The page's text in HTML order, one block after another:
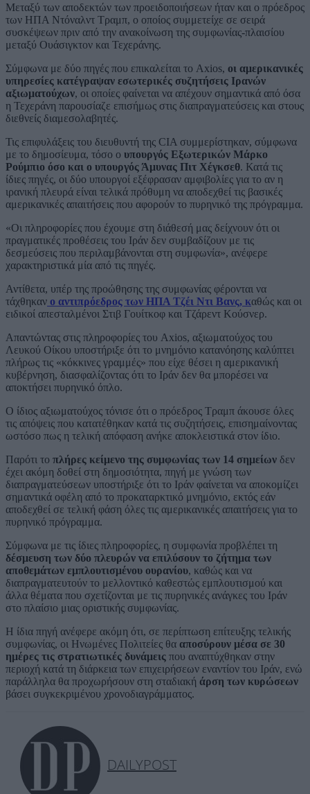
Μεταξύ των αποδεκτών των προειδοποιήσεων ήταν και ο πρόεδρος
των ΗΠΑ Ντόναλντ Τραμπ, ο οποίος συμμετείχε σε σειρά
συσκέψεων πριν από την ανακοίνωση της συμφωνίας-πλαισίου
μεταξύ Ουάσιγκτον και Τεχεράνης.
Σύμφωνα με δύο πηγές που επικαλείται το Axios, οι αμερικανικές
υπηρεσίες κατέγραψαν εσωτερικές συζητήσεις Ιρανών
αξιωματούχων, οι οποίες φαίνεται να απέχουν σημαντικά από όσα
η Τεχεράνη παρουσίαζε επισήμως στις διαπραγματεύσεις και στους
διεθνείς διαμεσολαβητές.
Τις επιφυλάξεις του διευθυντή της CIA συμμερίστηκαν, σύμφωνα
με το δημοσίευμα, τόσο ο υπουργός Εξωτερικών Μάρκο
Ρούμπιο όσο και ο υπουργός Άμυνας Πιτ Χέγκσεθ. Κατά τις
ίδιες πηγές, οι δύο υπουργοί εξέφρασαν αμφιβολίες για το αν η
ιρανική πλευρά είναι τελικά πρόθυμη να αποδεχθεί τις βασικές
αμερικανικές απαιτήσεις που αφορούν το πυρηνικό της πρόγραμμα.
«Οι πληροφορίες που έχουμε στη διάθεσή μας δείχνουν ότι οι
πραγματικές προθέσεις του Ιράν δεν συμβαδίζουν με τις
δεσμεύσεις που περιλαμβάνονται στη συμφωνία», ανέφερε
χαρακτηριστικά μία από τις πηγές.
Αντίθετα, υπέρ της προώθησης της συμφωνίας φέρονται να
τάχθηκαν ο αντιπρόεδρος των ΗΠΑ Τζέι Ντι Βανς, καθώς και οι
ειδικοί απεσταλμένοι Στιβ Γουίτκοφ και Τζάρεντ Κούσνερ.
Απαντώντας στις πληροφορίες του Axios, αξιωματούχος του
Λευκού Οίκου υποστήριξε ότι το μνημόνιο κατανόησης καλύπτει
πλήρως τις «κόκκινες γραμμές» που είχε θέσει η αμερικανική
κυβέρνηση, διασφαλίζοντας ότι το Ιράν δεν θα μπορέσει να
αποκτήσει πυρηνικό όπλο.
Ο ίδιος αξιωματούχος τόνισε ότι ο πρόεδρος Τραμπ άκουσε όλες
τις απόψεις που κατατέθηκαν κατά τις συζητήσεις, επισημαίνοντας
ωστόσο πως η τελική απόφαση ανήκε αποκλειστικά στον ίδιο.
Παρότι το πλήρες κείμενο της συμφωνίας των 14 σημείων δεν
έχει ακόμη δοθεί στη δημοσιότητα, πηγή με γνώση των
διαπραγματεύσεων υποστήριξε ότι το Ιράν φαίνεται να αποκομίζει
σημαντικά οφέλη από το προκαταρκτικό μνημόνιο, εκτός εάν
αποδεχθεί σε τελική φάση όλες τις αμερικανικές απαιτήσεις για το
πυρηνικό πρόγραμμα.
Σύμφωνα με τις ίδιες πληροφορίες, η συμφωνία προβλέπει τη
δέσμευση των δύο πλευρών να επιλύσουν το ζήτημα των
αποθεμάτων εμπλουτισμένου ουρανίου, καθώς και να
διαπραγματευτούν το μελλοντικό καθεστώς εμπλουτισμού και
άλλα θέματα που σχετίζονται με τις πυρηνικές ανάγκες του Ιράν
στο πλαίσιο μιας οριστικής συμφωνίας.
Η ίδια πηγή ανέφερε ακόμη ότι, σε περίπτωση επίτευξης τελικής
συμφωνίας, οι Ηνωμένες Πολιτείες θα αποσύρουν μέσα σε 30
ημέρες τις στρατιωτικές δυνάμεις που αναπτύχθηκαν στην
περιοχή κατά τη διάρκεια των επιχειρήσεων εναντίον του Ιράν, ενώ
παράλληλα θα προχωρήσουν στη σταδιακή άρση των κυρώσεων
βάσει συγκεκριμένου χρονοδιαγράμματος.
DAILYPOST